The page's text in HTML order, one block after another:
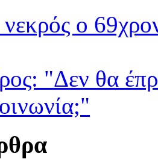
ο
"Δεν θα